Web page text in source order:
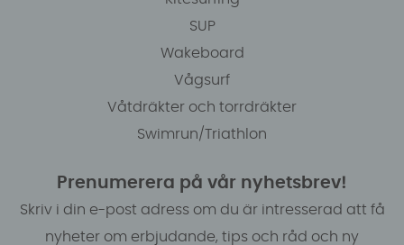
SUP
Wakeboard
Vågsurf
Våtdräkter och torrdräkter
Swimrun/Triathlon
Prenumerera på vår nyhetsbrev!
Skriv i din e-post adress om du är intresserad att få
nyheter om erbjudande, tips och råd och ny